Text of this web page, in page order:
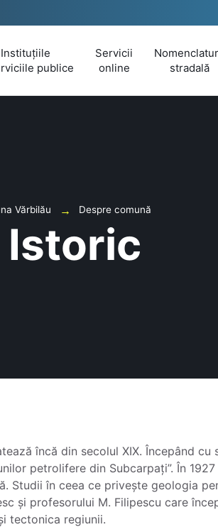
Instituțiile
publice
Servicii
online
stradală
Vărbilău Despre comună
Istoric
încă din secolul XIX. Începând cu
petrolifere din Subcarpați”. În
Studii în ceea ce privește geologia
și profesorului M. Filipescu care
tectonica regiunii.